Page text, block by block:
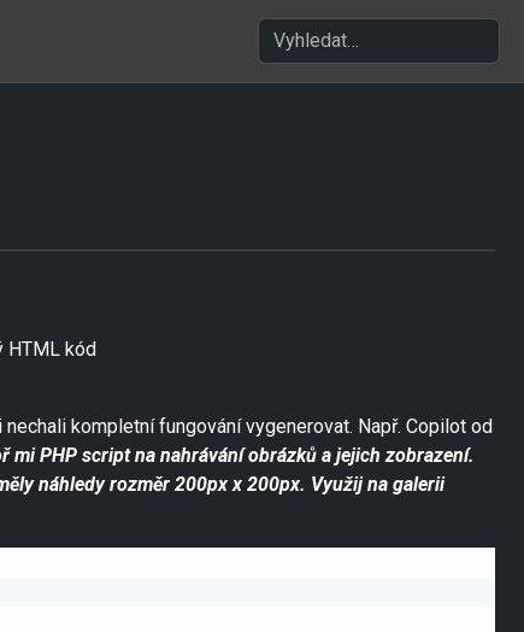
Zadej hledaný výraz
HTML kód
kompletní fungování vygenerovat. Např. Copilot od
mi PHP script na nahrávání obrázků a jejich zobrazení.
náhledy rozměr 200px x 200px. Využij na galerii